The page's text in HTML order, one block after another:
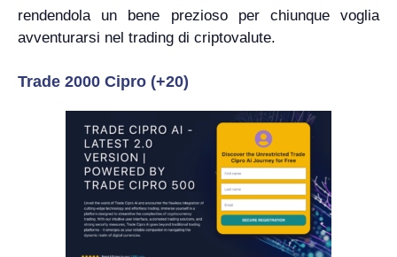
rendendola un bene prezioso per chiunque voglia
avventurarsi nel trading di criptovalute.
Trade 2000 Cipro (+20)